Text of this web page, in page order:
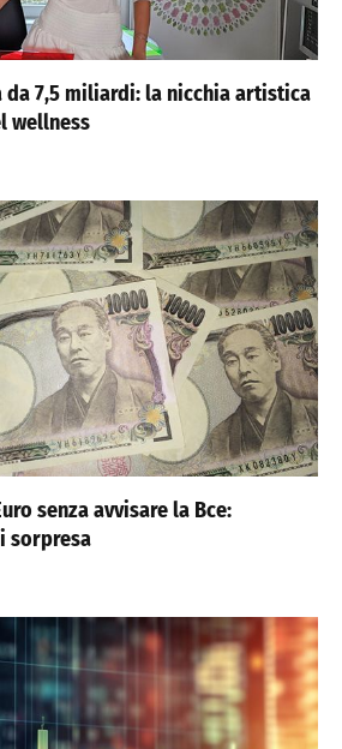
da 7,5 miliardi: la nicchia artistica
wellness
senza avvisare la Bce:
sorpresa